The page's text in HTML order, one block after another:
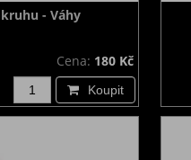
- Váhy
Cena: 180 Kč
Koupit